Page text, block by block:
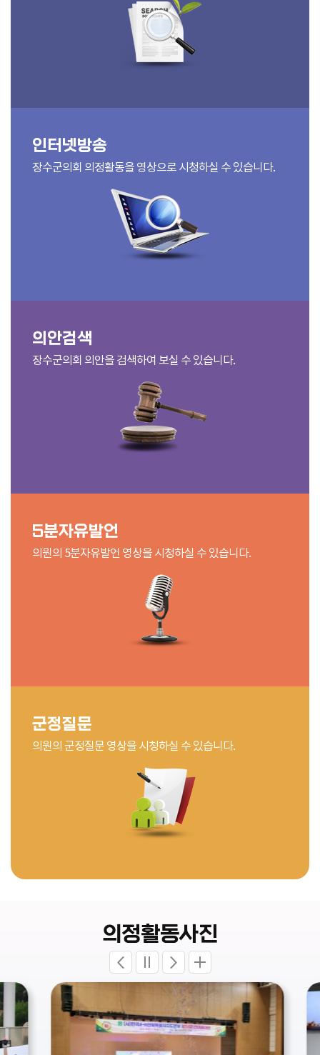
인터넷방송
장수군의회 의정활동을 영상으로 시청하실 수 있습니다.
의안검색
장수군의회 의안을 검색하여 보실 수 있습니다.
5분자유발언
의원의 5분자유발언 영상을 시청하실 수 있습니다.
군정질문
의원의 군정질문 영상을 시청하실 수 있습니다.
의정활동사진